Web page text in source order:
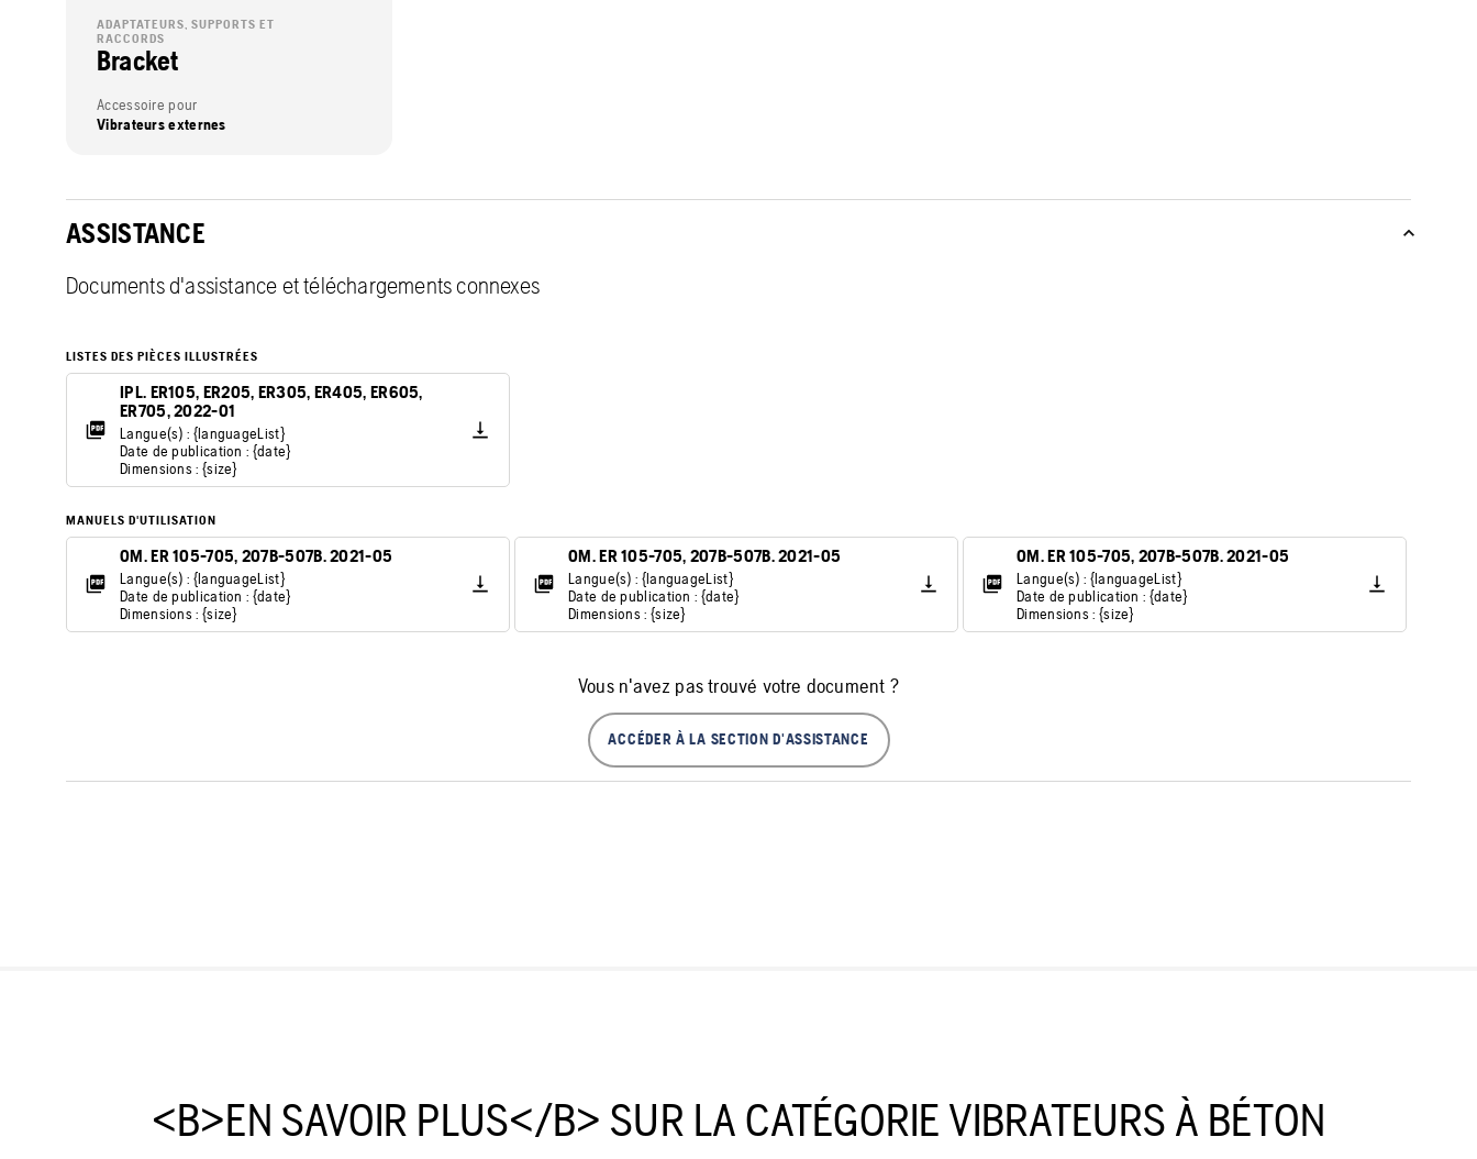
ADAPTATEURS, SUPPORTS ET
RACCORDS
Bracket
Accessoire pour
Vibrateurs externes
ASSISTANCE
Documents d'assistance et téléchargements connexes
LISTES DES PIÈCES ILLUSTRÉES
IPL. ER105, ER205, ER305, ER405, ER605,
ER705, 2022-01
Langue(s) : {languageList}
Date de publication : {date}
Dimensions : {size}
MANUELS D'UTILISATION
OM. ER 105-705, 207B-507B. 2021-05
Langue(s) : {languageList}
Date de publication : {date}
Dimensions : {size}
OM. ER 105-705, 207B-507B. 2021-05
Langue(s) : {languageList}
Date de publication : {date}
Dimensions : {size}
OM. ER 105-705, 207B-507B. 2021-05
Langue(s) : {languageList}
Date de publication : {date}
Dimensions : {size}
Vous n'avez pas trouvé votre document ?
ACCÉDER À LA SECTION D'ASSISTANCE
<B>EN SAVOIR PLUS</B> SUR LA CATÉGORIE VIBRATEURS À BÉTON